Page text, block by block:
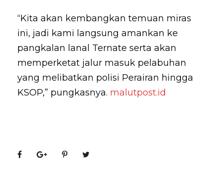
“Kita akan kembangkan temuan miras
ini, jadi kami langsung amankan ke
pangkalan lanal Ternate serta akan
memperketat jalur masuk pelabuhan
yang melibatkan polisi Perairan hingga
KSOP,” pungkasnya. malutpost.id